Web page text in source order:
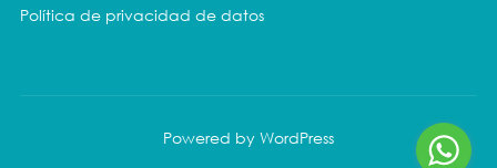
Política de privacidad de datos
Powered by WordPress